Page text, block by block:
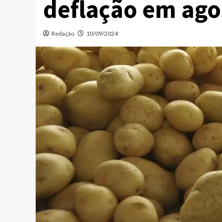
deflação em
Redação 10/09/2024